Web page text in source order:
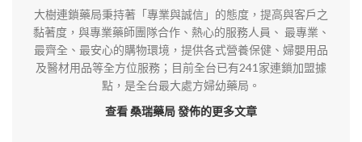
大樹連鎖藥局秉持著「專業與誠信」的態度，提高與客戶之
黏著度，與專業藥師團隊合作、熱心的服務人員、 最專業、
最齊全、最安心的購物環境，提供各式營養保健、婦嬰用品
及醫材用品等全方位服務；目前全台已有241家連鎖加盟據
點，是全台最大處方婦幼藥局。
查看 桑瑞藥局發佈的更多文章